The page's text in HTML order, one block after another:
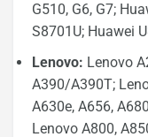
G510, G6, G7;
S8701U; Huawei
Lenovo: Lenovo
A390/A390T;
A630e, A656,
Lenovo A800,